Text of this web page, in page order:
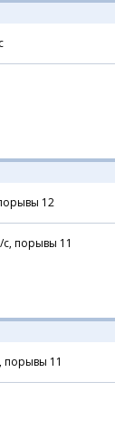
12
порывы 11
порывы 11